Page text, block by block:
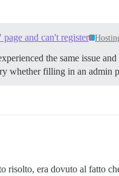
and can't register
the same issue
whether filling in an admin
risolto, era dovuto al fatto